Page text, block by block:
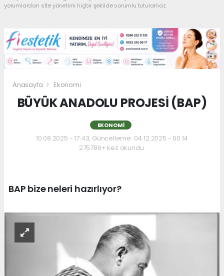
yorumlardan site yönetimi hiçbir şekilde sorumlu tutulamaz.
Anasayfa Ekonomi
BÜYÜK ANADOLU PROJESİ (BAP)
EKONOMI
10.08.2025 - 17:43, Güncelleme: 04.12.2025 - 00:14
275786+ kez okundu.
BAP bize neleri hazırlıyor?